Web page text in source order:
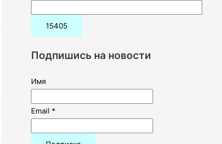
:
Подпишись на новости
Имя
Email *